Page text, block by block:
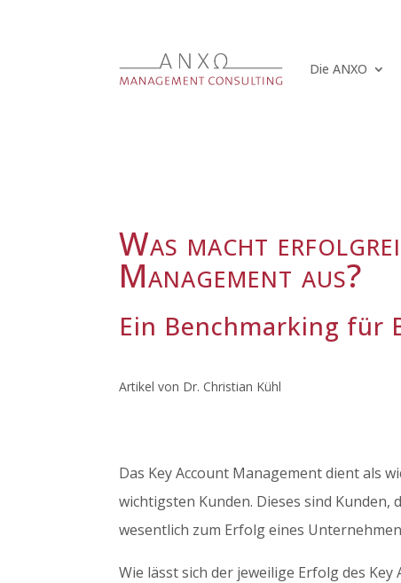
Die ANXO
Was macht
Management aus?
Ein Benchmarking für
Artikel von Dr. Christian Kühl
Das Key Account Management dient als
wichtigsten Kunden. Dieses sind
wesentlich zum Erfolg eines
Wie lässt sich der jeweilige Erfolg des